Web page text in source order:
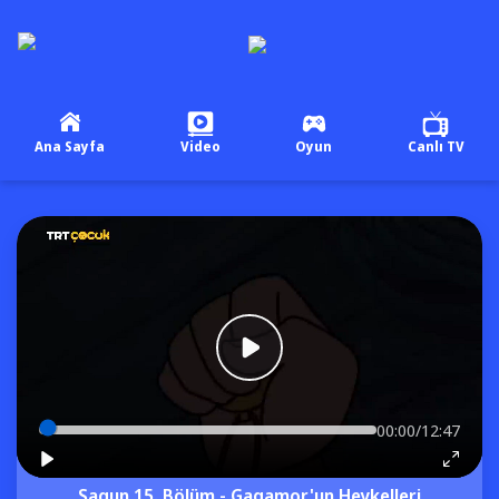
Ana Sayfa Video Oyun Canlı TV
00:00/12:47